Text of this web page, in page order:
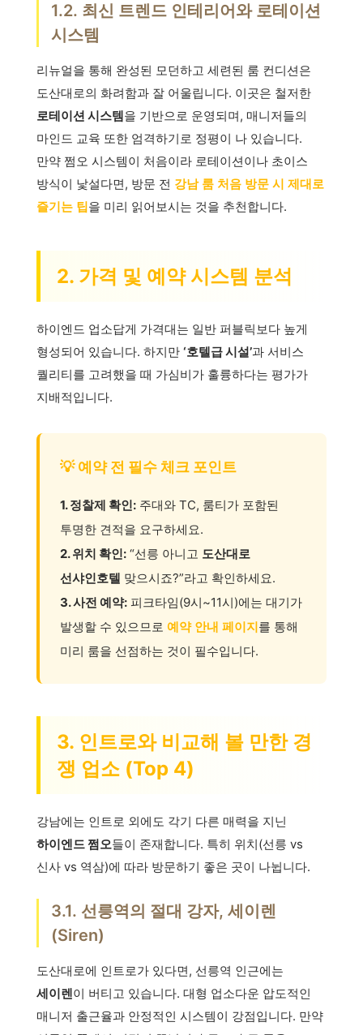
1.2. 최신 트렌드 인테리어와 로테이션
시스템
리뉴얼을 통해 완성된 모던하고 세련된 룸 컨디션은
도산대로의 화려함과 잘 어울립니다. 이곳은 철저한
로테이션 시스템을 기반으로 운영되며, 매니저들의
마인드 교육 또한 엄격하기로 정평이 나 있습니다.
만약 쩜오 시스템이 처음이라 로테이션이나 초이스
방식이 낯설다면, 방문 전 강남 룸 처음 방문 시 제대로
즐기는 팁을 미리 읽어보시는 것을 추천합니다.
2. 가격 및 예약 시스템 분석
하이엔드 업소답게 가격대는 일반 퍼블릭보다 높게
형성되어 있습니다. 하지만 ‘호텔급 시설’과 서비스
퀄리티를 고려했을 때 가심비가 훌륭하다는 평가가
지배적입니다.
💡 예약 전 필수 체크 포인트
1. 정찰제 확인: 주대와 TC, 룸티가 포함된
투명한 견적을 요구하세요.
2. 위치 확인: “선릉 아니고 도산대로
선샤인호텔 맞으시죠?”라고 확인하세요.
3. 사전 예약: 피크타임(9시~11시)에는 대기가
발생할 수 있으므로 예약 안내 페이지를 통해
미리 룸을 선점하는 것이 필수입니다.
3. 인트로와 비교해 볼 만한 경
쟁 업소 (Top 4)
강남에는 인트로 외에도 각기 다른 매력을 지닌
하이엔드 쩜오들이 존재합니다. 특히 위치(선릉 vs
신사 vs 역삼)에 따라 방문하기 좋은 곳이 나뉩니다.
3.1. 선릉역의 절대 강자, 세이렌
(Siren)
도산대로에 인트로가 있다면, 선릉역 인근에는
세이렌이 버티고 있습니다. 대형 업소다운 압도적인
매니저 출근율과 안정적인 시스템이 강점입니다. 만약